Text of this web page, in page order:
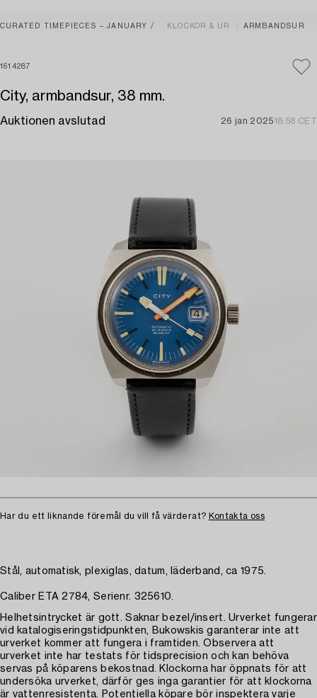
CURATED TIMEPIECES – JANUARY KLOCKOR & UR ARMBANDSUR
1614287
City, armbandsur, 38 mm.
Auktionen avslutad 26 jan 202518:58 CET
Har du ett liknande föremål du vill få värderat? Kontakta oss
Stål, automatisk, plexiglas, datum, läderband, ca 1975.
Caliber ETA 2784, Serienr. 325610.
Helhetsintrycket är gott. Saknar bezel/insert. Urverket fungerar
vid katalogiseringstidpunkten, Bukowskis garanterar inte att
urverket kommer att fungera i framtiden. Observera att
urverket inte har testats för tidsprecision och kan behöva
servas på köparens bekostnad. Klockorna har öppnats för att
undersöka urverket, därför ges inga garantier för att klockorna
är vattenresistenta. Potentiella köpare bör inspektera varje